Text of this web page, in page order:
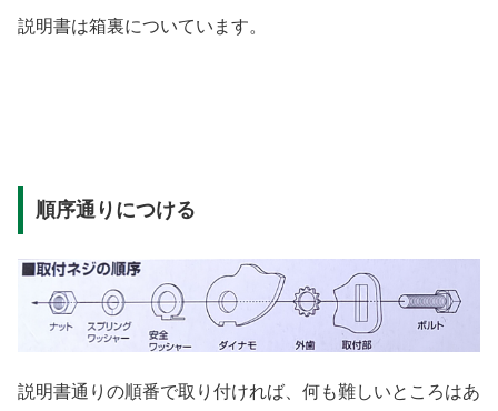
説明書は箱裏についています。
順序通りにつける
説明書通りの順番で取り付ければ、何も難しいところはあ